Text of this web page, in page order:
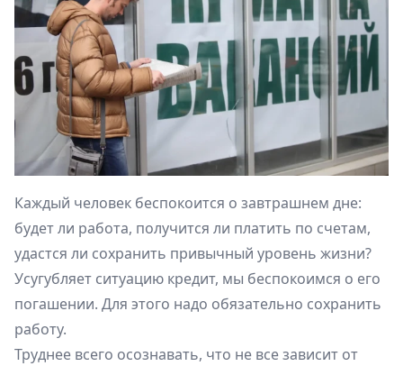
Каждый человек беспокоится о завтрашнем дне:
будет ли работа, получится ли платить по счетам,
удастся ли сохранить привычный уровень жизни?
Усугубляет ситуацию кредит, мы беспокоимся о его
погашении. Для этого надо обязательно сохранить
работу.
Труднее всего осознавать, что не все зависит от